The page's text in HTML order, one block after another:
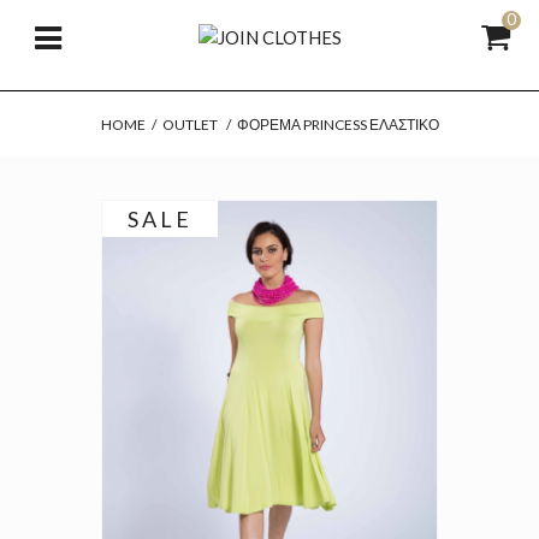
0
HOME / OUTLET / ΦΌΡΕΜΑ PRINCESS ΕΛΑΣΤΙΚΌ
SALE